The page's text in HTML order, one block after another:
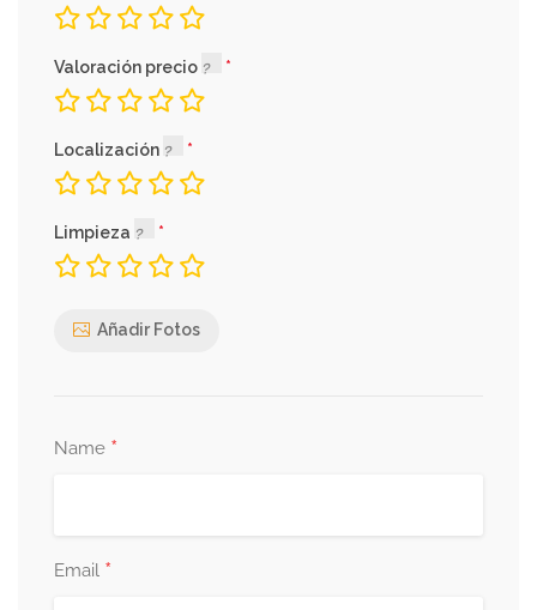
Valoración precio
Localización
Limpieza
Añadir Fotos
Name *
Email *